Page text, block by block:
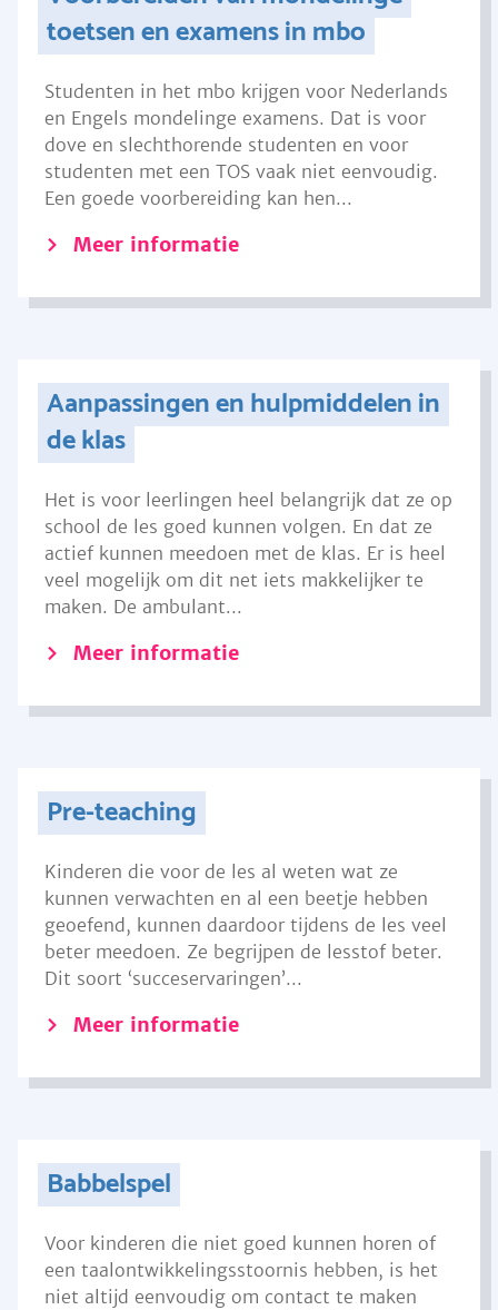
toetsen en examens in mbo
Studenten in het mbo krijgen voor Nederlands
en Engels mondelinge examens. Dat is voor
dove en slechthorende studenten en voor
studenten met een TOS vaak niet eenvoudig.
Een goede voorbereiding kan hen...
Meer informatie
Aanpassingen en hulpmiddelen in
de klas
Het is voor leerlingen heel belangrijk dat ze op
school de les goed kunnen volgen. En dat ze
actief kunnen meedoen met de klas. Er is heel
veel mogelijk om dit net iets makkelijker te
maken. De ambulant...
Meer informatie
Pre-teaching
Kinderen die voor de les al weten wat ze
kunnen verwachten en al een beetje hebben
geoefend, kunnen daardoor tijdens de les veel
beter meedoen. Ze begrijpen de lesstof beter.
Dit soort ‘succeservaringen’...
Meer informatie
Babbelspel
Voor kinderen die niet goed kunnen horen of
een taalontwikkelingsstoornis hebben, is het
niet altijd eenvoudig om contact te maken